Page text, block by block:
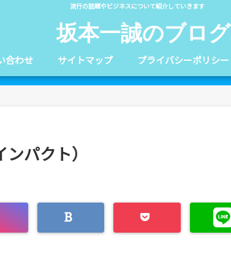
流行の話題やビジネスについて紹介していきます
坂本一誠のブログ
合わせ サイトマップ プライバシーポリシー
パクト）